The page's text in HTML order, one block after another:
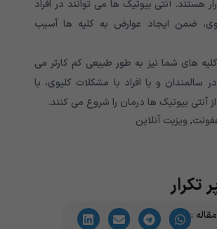
هستند. آنتی بیوتیک ها می توانند در افراد
ضمن ایجاد عوارض به کلیه ها آسیب
های شما نیز به طور طبیعی کم کارتر می
سالمندان و یا افراد با مشکلات کلیوی، با
آنتی بیوتیک ها درمان را شروع می کنند.
, ویزیت آنلاین
تکرار
: